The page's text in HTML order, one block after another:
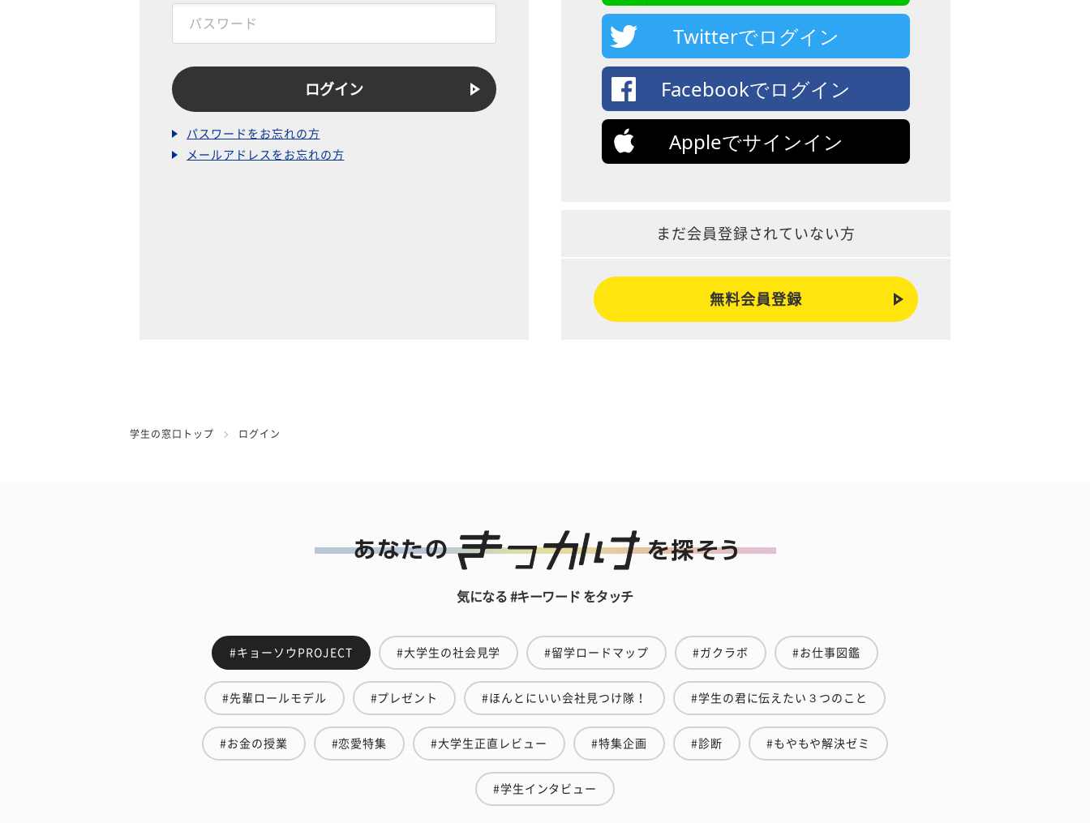
パスワードをお忘れの方
メールアドレスをお忘れの方
Twitterでログイン
Facebookでログイン
Appleでサインイン
まだ会員登録されていない方
無料会員登録
学生の窓口トップ ログイン
気になる #キーワード をタッチ
#キョーソウPROJECT #大学生の社会見学 #留学ロードマップ #ガクラボ #お仕事図鑑
#先輩ロールモデル #プレゼント #ほんとにいい会社見つけ隊！ #学生の君に伝えたい３つのこと
#お金の授業 #恋愛特集 #大学生正直レビュー #特集企画 #診断 #もやもや解決ゼミ
#学生インタビュー